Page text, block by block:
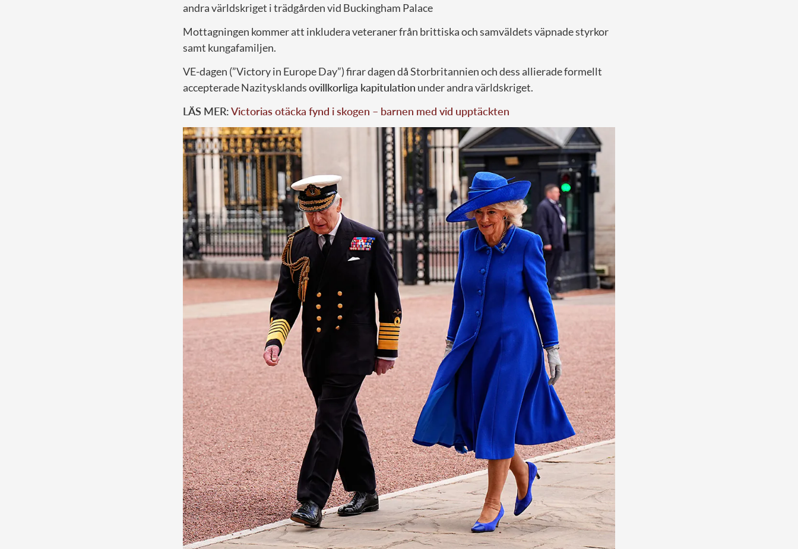
andra världskriget i trädgården vid Buckingham Palace
Mottagningen kommer att inkludera veteraner från brittiska och samväldets väpnade styrkor
samt kungafamiljen.
VE-dagen (”Victory in Europe Day”) firar dagen då Storbritannien och dess allierade formellt
accepterade Nazitysklandsovillkorliga kapitulation under andra världskriget.
LÄS MER:Victorias otäcka fynd i skogen – barnen med vid upptäckten